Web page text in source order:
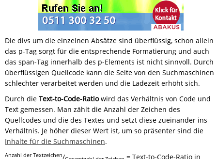
Die divs um die einzelnen Absätze sind überflüssig, schon allein
das p-Tag sorgt für die entsprechende Formatierung und auch
das span-Tag innerhalb des p-Elements ist nicht sinnvoll. Durch
überflüssigen Quellcode kann die Seite von den Suchmaschinen
schlechter verarbeitet werden und die Ladezeit erhöht sich.
Durch die Text-to-Code-Ratiowird das Verhältnis von Code und
Text gemessen. Man zählt die Anzahl der Zeichen des
Quellcodes und die des Textes und setzt diese zueinander ins
Verhältnis. Je höher dieser Wert ist, um so präsenter sind die
Inhalte für die Suchmaschinen.
Anzahl der Textzeichen/
= Text-to-Code-Ratio in